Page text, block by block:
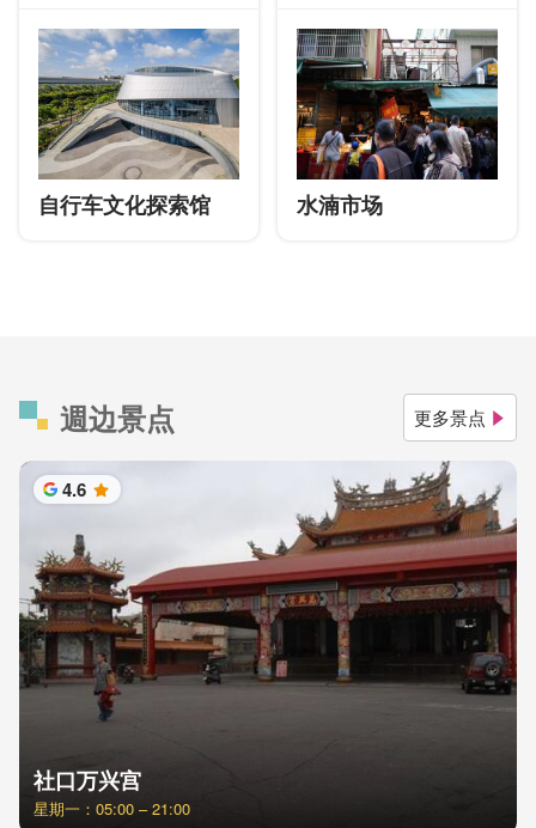
自行车文化探索馆 水湳市场
週边景点 更多景点
4.6 星
社口万兴宫
星期一：05:00 – 21:00